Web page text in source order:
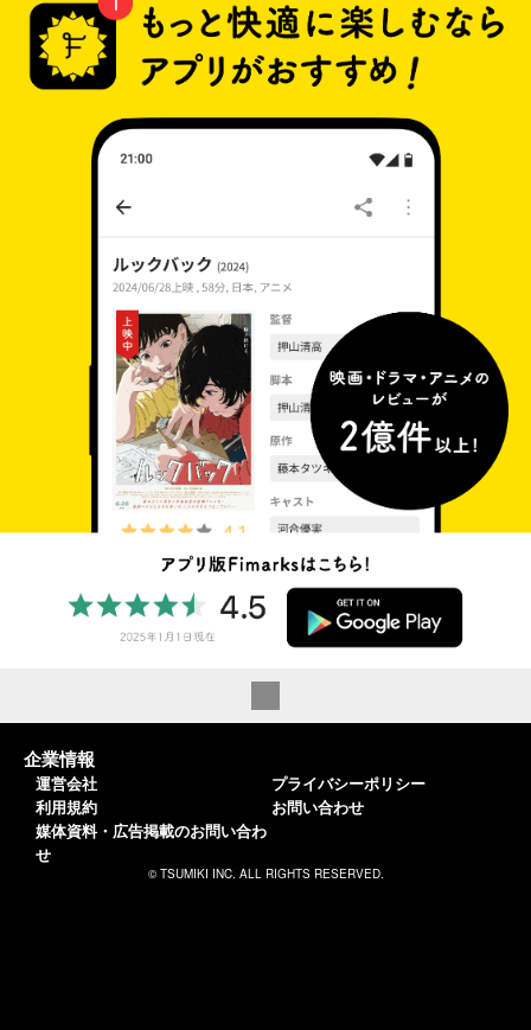
企業情報
運営会社
利用規約
媒体資料・広告掲載のお問い合わ
せ
プライバシーポリシー
お問い合わせ
© TSUMIKI INC. ALL RIGHTS RESERVED.